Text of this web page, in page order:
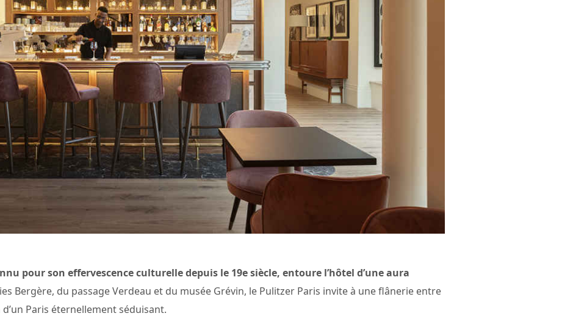
pour son effervescence culturelle depuis le 19e siècle, entoure l’hôtel d’une aura
Bergère, du passage Verdeau et du musée Grévin, le Pulitzer Paris invite à une flânerie entre
Paris éternellement séduisant.